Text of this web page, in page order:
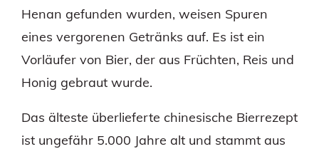
Henan gefunden wurden, weisen Spuren
eines vergorenen Getränks auf. Es ist ein
Vorläufer von Bier, der aus Früchten, Reis und
Honig gebraut wurde.
Das älteste überlieferte chinesische Bierrezept
ist ungefähr 5.000 Jahre alt und stammt aus